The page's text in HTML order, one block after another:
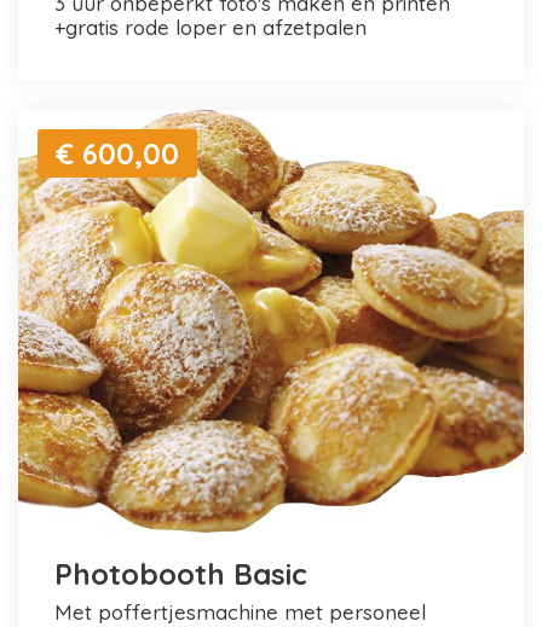
+gratis rode loper en afzetpalen
€ 600,00
Photobooth Basic
met poffertjesmachine met personeel